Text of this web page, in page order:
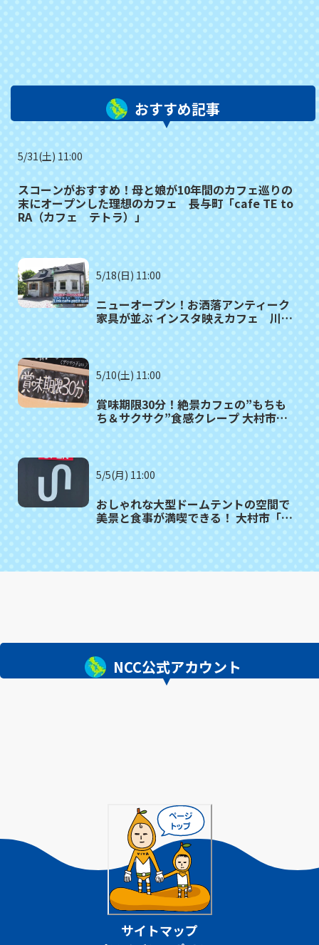
おすすめ記事
5/31(土) 11:00
スコーンがおすすめ！母と娘が10年間のカフェ巡りの
末にオープンした理想のカフェ 長与町「cafe TE to
RA（カフェ テトラ）」
5/18(日) 11:00
ニューオープン！お洒落アンティーク
家具が並ぶ インスタ映えカフェ 川棚
5/10(土) 11:00
賞味期限30分！絶景カフェの”もちも
ち＆サクサク”食感クレープ 大村市
5/5(月) 11:00
おしゃれな大型ドームテントの空間で
美景と食事が満喫できる！ 大村市「カ
NCC公式アカウント
サイトマップ